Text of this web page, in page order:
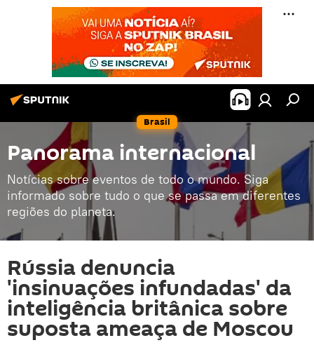
Brasil
Panorama internacional
Notícias sobre eventos de todo o mundo. Siga
informado sobre tudo o que se passa em diferentes
regiões do planeta.
Rússia denuncia
'insinuações infundadas' da
inteligência britânica sobre
suposta ameaça de Moscou